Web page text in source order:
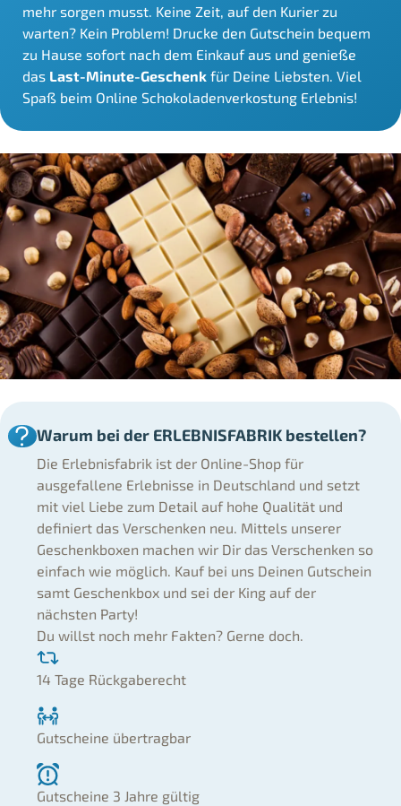
mehr sorgen musst. Keine Zeit, auf den Kurier zu
warten? Kein Problem! Drucke den Gutschein bequem
zu Hause sofort nach dem Einkauf aus und genieße
das Last-Minute-Geschenk für Deine Liebsten. Viel
Spaß beim Online Schokoladenverkostung Erlebnis!
Warum bei der ERLEBNISFABRIK bestellen?
Die Erlebnisfabrik ist der Online-Shop für
ausgefallene Erlebnisse in Deutschland und setzt
mit viel Liebe zum Detail auf hohe Qualität und
definiert das Verschenken neu. Mittels unserer
Geschenkboxen machen wir Dir das Verschenken so
einfach wie möglich. Kauf bei uns Deinen Gutschein
samt Geschenkbox und sei der King auf der
nächsten Party!
Du willst noch mehr Fakten? Gerne doch.
14 Tage Rückgaberecht
Gutscheine übertragbar
Gutscheine 3 Jahre gültig